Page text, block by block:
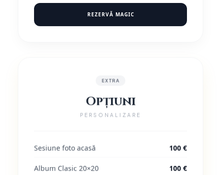
REZERVĂ MAGIC
EXTRA
Opțiuni
PERSONALIZARE
Sesiune foto acasă 100 €
Album Clasic 20×20 100 €